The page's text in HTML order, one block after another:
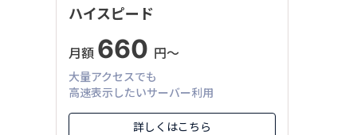
ハイスピード
月額 660 円〜
大量アクセスでも
高速表示したいサーバー利用
詳しくはこちら